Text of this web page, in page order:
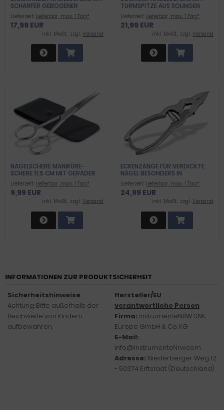
SCHARFER GEBOGENER
SCHNITTFLÄCHE MANIKÜRE
PEDIKÜRE SCHERE ZUR
NAGELPFLEGE AUS ROSTFREIEM
SCHERENSTAHL MIT ETUI ZUM
Lieferzeit: lieferbar, max. 1 Tag*
17,99 EUR
inkl .MwSt., zzgl. Versand
TURMSPITZE AUS SOLINGEN
MANIKÜRE PEDIKÜRE UNVERSAL
SCHERE MIT EXTRA SCHARFER
UND FEINER SCHNITTFLÄCHE
NAGELHAUTSCHERE EDELSTAHL
FINGERNÄGEL FUSSNÄGEL N
AGELHAUT
Lieferzeit: lieferbar, max. 1 Tag*
21,99 EUR
inkl .MwSt., zzgl. Versand
NAGELSCHERE MANIKÜRE-
SCHERE 11,5 CM MIT GERADER
SCHARFER SCHNITTFLÄCHE
SCHERE MIT MIKROVERZAHUNG
Lieferzeit: lieferbar, max. 1 Tag*
9,99 EUR
inkl .MwSt., zzgl. Versand
ECKENZANGE FÜR VERDICKTE
NÄGEL BESONDERS IN
NAGELECKEN
Lieferzeit: lieferbar, max. 1 Tag*
24,99 EUR
inkl .MwSt., zzgl. Versand
INFORMATIONEN ZUR PRODUKTSICHERHEIT
Sicherheitshinweise
Achtung: Bitte außerhalb der
Reichweite von Kindern
aufbewahren.
Hersteller/EU
verantwortliche Person
Firma: InstrumenteNRW SNK-
Europe GmbH & Co. KG
E-Mail:
info@InstrumenteNrw.com
Adresse: Niederberger Weg 12
- 50374 Erftstadt (Deutschland)